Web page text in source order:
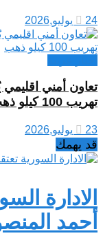
24 يوليو,2026
تعاون أمني اقليمي
تهريب 100 كيلو ذهب
23 يوليو,2026
قد يهمك
الادارة
أحمد